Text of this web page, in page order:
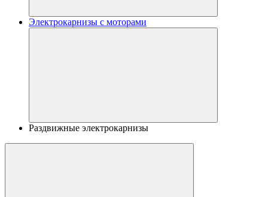
Электрокарнизы с моторами
Раздвижные электрокарнизы